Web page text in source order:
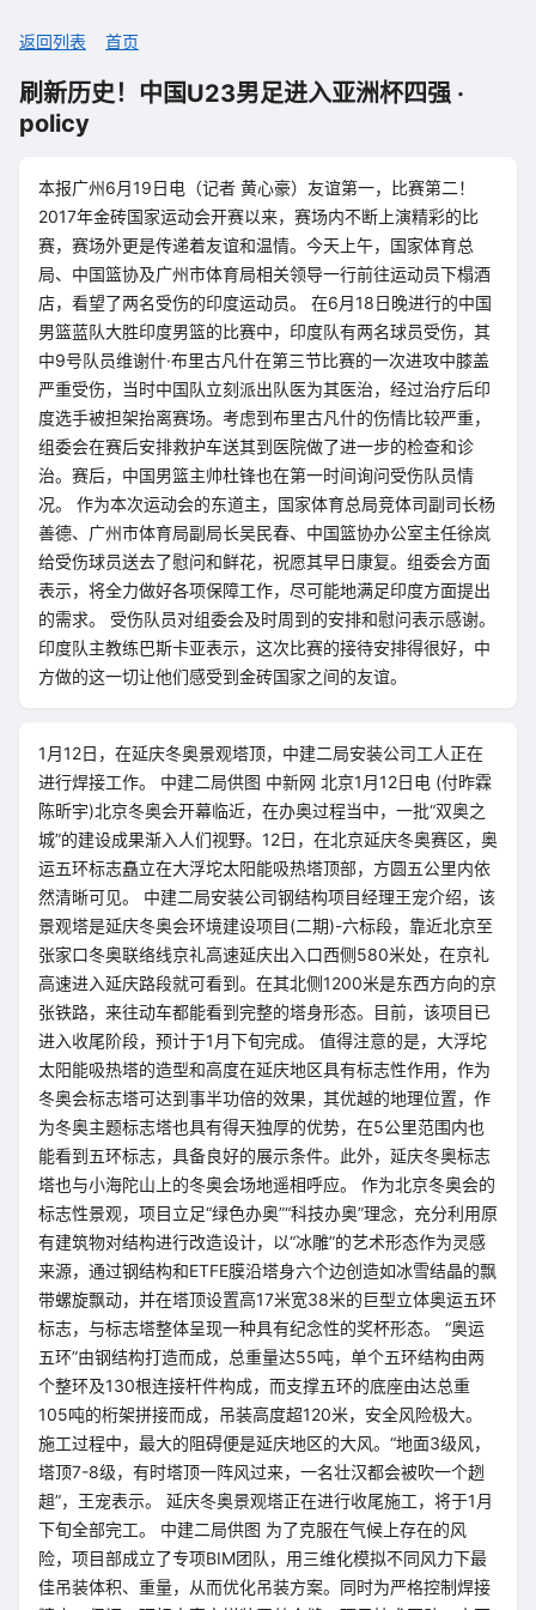
返回列表 首页
刷新历史！中国U23男足进入亚洲杯四强 ·
policy
本报广州6月19日电（记者 黄心豪）友谊第一，比赛第二！
2017年金砖国家运动会开赛以来，赛场内不断上演精彩的比
赛，赛场外更是传递着友谊和温情。今天上午，国家体育总
局、中国篮协及广州市体育局相关领导一行前往运动员下榻酒
店，看望了两名受伤的印度运动员。 在6月18日晚进行的中国
男篮蓝队大胜印度男篮的比赛中，印度队有两名球员受伤，其
中9号队员维谢什·布里古凡什在第三节比赛的一次进攻中膝盖
严重受伤，当时中国队立刻派出队医为其医治，经过治疗后印
度选手被担架抬离赛场。考虑到布里古凡什的伤情比较严重，
组委会在赛后安排救护车送其到医院做了进一步的检查和诊
治。赛后，中国男篮主帅杜锋也在第一时间询问受伤队员情
况。 作为本次运动会的东道主，国家体育总局竞体司副司长杨
善德、广州市体育局副局长吴民春、中国篮协办公室主任徐岚
给受伤球员送去了慰问和鲜花，祝愿其早日康复。组委会方面
表示，将全力做好各项保障工作，尽可能地满足印度方面提出
的需求。 受伤队员对组委会及时周到的安排和慰问表示感谢。
印度队主教练巴斯卡亚表示，这次比赛的接待安排得很好，中
方做的这一切让他们感受到金砖国家之间的友谊。
1月12日，在延庆冬奥景观塔顶，中建二局安装公司工人正在
进行焊接工作。 中建二局供图 中新网 北京1月12日电 (付昨霖
陈昕宇)北京冬奥会开幕临近，在办奥过程当中，一批“双奥之
城”的建设成果渐入人们视野。12日，在北京延庆冬奥赛区，奥
运五环标志矗立在大浮坨太阳能吸热塔顶部，方圆五公里内依
然清晰可见。 中建二局安装公司钢结构项目经理王宠介绍，该
景观塔是延庆冬奥会环境建设项目(二期)-六标段，靠近北京至
张家口冬奥联络线京礼高速延庆出入口西侧580米处，在京礼
高速进入延庆路段就可看到。在其北侧1200米是东西方向的京
张铁路，来往动车都能看到完整的塔身形态。目前，该项目已
进入收尾阶段，预计于1月下旬完成。 值得注意的是，大浮坨
太阳能吸热塔的造型和高度在延庆地区具有标志性作用，作为
冬奥会标志塔可达到事半功倍的效果，其优越的地理位置，作
为冬奥主题标志塔也具有得天独厚的优势，在5公里范围内也
能看到五环标志，具备良好的展示条件。此外，延庆冬奥标志
塔也与小海陀山上的冬奥会场地遥相呼应。 作为北京冬奥会的
标志性景观，项目立足“绿色办奥”“科技办奥”理念，充分利用原
有建筑物对结构进行改造设计，以“冰雕”的艺术形态作为灵感
来源，通过钢结构和ETFE膜沿塔身六个边创造如冰雪结晶的飘
带螺旋飘动，并在塔顶设置高17米宽38米的巨型立体奥运五环
标志，与标志塔整体呈现一种具有纪念性的奖杯形态。 “奥运
五环”由钢结构打造而成，总重量达55吨，单个五环结构由两
个整环及130根连接杆件构成，而支撑五环的底座由达总重
105吨的桁架拼接而成，吊装高度超120米，安全风险极大。
施工过程中，最大的阻碍便是延庆地区的大风。“地面3级风，
塔顶7-8级，有时塔顶一阵风过来，一名壮汉都会被吹一个趔
趄”，王宠表示。 延庆冬奥景观塔正在进行收尾施工，将于1月
下旬全部完工。 中建二局供图 为了克服在气候上存在的风
险，项目部成立了专项BIM团队，用三维化模拟不同风力下最
佳吊装体积、重量，从而优化吊装方案。同时为严格控制焊接